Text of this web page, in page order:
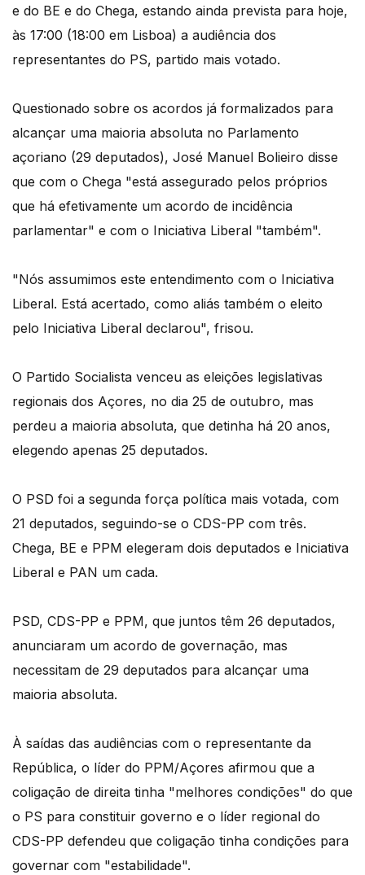
e do BE e do Chega, estando ainda prevista para hoje,
às 17:00 (18:00 em Lisboa) a audiência dos
representantes do PS, partido mais votado.
Questionado sobre os acordos já formalizados para
alcançar uma maioria absoluta no Parlamento
açoriano (29 deputados), José Manuel Bolieiro disse
que com o Chega "está assegurado pelos próprios
que há efetivamente um acordo de incidência
parlamentar" e com o Iniciativa Liberal "também".
"Nós assumimos este entendimento com o Iniciativa
Liberal. Está acertado, como aliás também o eleito
pelo Iniciativa Liberal declarou", frisou.
O Partido Socialista venceu as eleições legislativas
regionais dos Açores, no dia 25 de outubro, mas
perdeu a maioria absoluta, que detinha há 20 anos,
elegendo apenas 25 deputados.
O PSD foi a segunda força política mais votada, com
21 deputados, seguindo-se o CDS-PP com três.
Chega, BE e PPM elegeram dois deputados e Iniciativa
Liberal e PAN um cada.
PSD, CDS-PP e PPM, que juntos têm 26 deputados,
anunciaram um acordo de governação, mas
necessitam de 29 deputados para alcançar uma
maioria absoluta.
À saídas das audiências com o representante da
República, o líder do PPM/Açores afirmou que a
coligação de direita tinha "melhores condições" do que
o PS para constituir governo e o líder regional do
CDS-PP defendeu que coligação tinha condições para
governar com "estabilidade".